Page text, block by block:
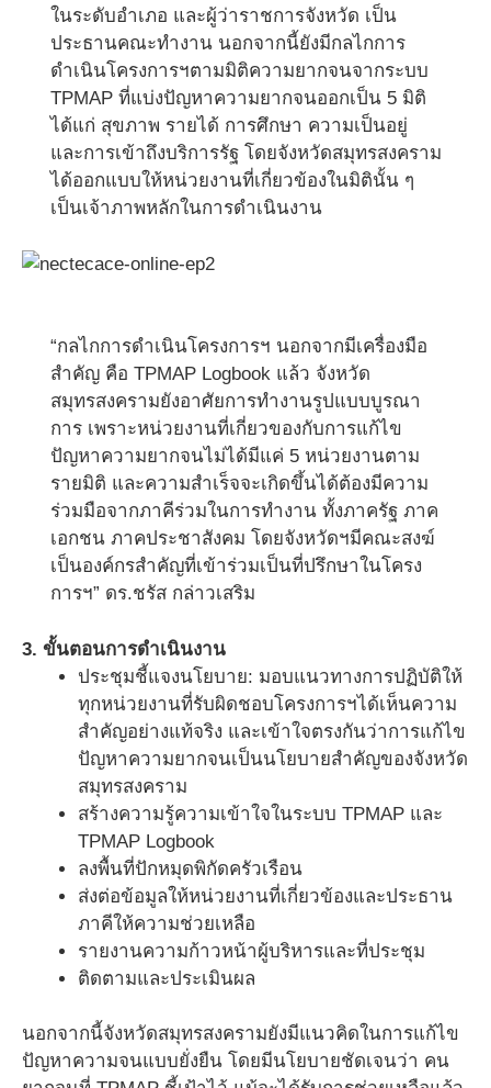
ในระดับอำเภอ และผู้ว่าราชการจังหวัด เป็น
ประธานคณะทำงาน นอกจากนี้ยังมีกลไกการ
ดำเนินโครงการฯตามมิติความยากจนจากระบบ
TPMAP ที่แบ่งปัญหาความยากจนออกเป็น 5 มิติ
ได้แก่ สุขภาพ รายได้ การศึกษา ความเป็นอยู่
และการเข้าถึงบริการรัฐ โดยจังหวัดสมุทรสงคราม
ได้ออกแบบให้หน่วยงานที่เกี่ยวข้องในมิตินั้น ๆ
เป็นเจ้าภาพหลักในการดำเนินงาน
“กลไกการดำเนินโครงการฯ นอกจากมีเครื่องมือ
สำคัญ คือ TPMAP Logbook แล้ว จังหวัด
สมุทรสงครามยังอาศัยการทำงานรูปแบบบูรณา
การ เพราะหน่วยงานที่เกี่ยวของกับการแก้ไข
ปัญหาความยากจนไม่ได้มีแค่ 5 หน่วยงานตาม
รายมิติ และความสำเร็จจะเกิดขึ้นได้ต้องมีความ
ร่วมมือจากภาคีร่วมในการทำงาน ทั้งภาครัฐ ภาค
เอกชน ภาคประชาสังคม โดยจังหวัดฯมีคณะสงฆ์
เป็นองค์กรสำคัญที่เข้าร่วมเป็นที่ปรึกษาในโครง
การฯ” ดร.ชรัส กล่าวเสริม
3. ขั้นตอนการดำเนินงาน
ประชุมชี้แจงนโยบาย: มอบแนวทางการปฏิบัติให้
ทุกหน่วยงานที่รับผิดชอบโครงการฯได้เห็นความ
สำคัญอย่างแท้จริง และเข้าใจตรงกันว่าการแก้ไข
ปัญหาความยากจนเป็นนโยบายสำคัญของจังหวัด
สมุทรสงคราม
สร้างความรู้ความเข้าใจในระบบ TPMAP และ
TPMAP Logbook
ลงพื้นที่ปักหมุดพิกัดครัวเรือน
ส่งต่อข้อมูลให้หน่วยงานที่เกี่ยวข้องและประธาน
ภาคีให้ความช่วยเหลือ
รายงานความก้าวหน้าผู้บริหารและที่ประชุม
ติดตามและประเมินผล
นอกจากนี้จังหวัดสมุทรสงครามยังมีแนวคิดในการแก้ไข
ปัญหาความจนแบบยั่งยืน โดยมีนโยบายชัดเจนว่า คน